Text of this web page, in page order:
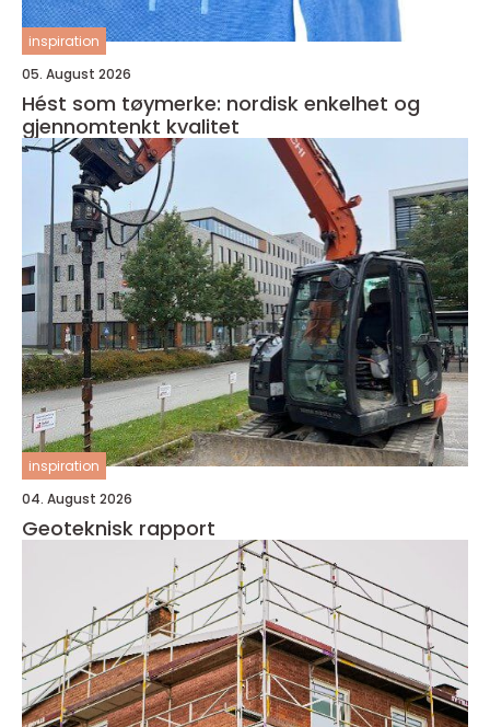
inspiration
05. August 2026
Hést som tøymerke: nordisk enkelhet og
gjennomtenkt kvalitet
inspiration
04. August 2026
Geoteknisk rapport